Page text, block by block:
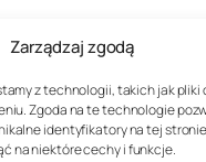
Zarządzaj zgodą
z technologii, takich jak
Zgoda na te technologie
identyfikatory na tej
na niektóre cechy i funkcje.